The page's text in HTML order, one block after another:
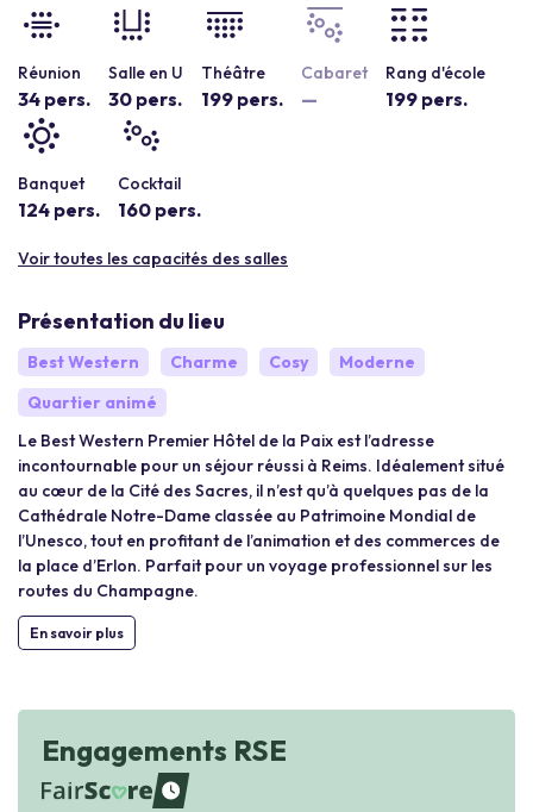
Réunion
34 pers.
Salle en U
30 pers.
Théâtre
199 pers.
Cabaret
—
Rang d'école
199 pers.
Banquet
124 pers.
Cocktail
160 pers.
Voir toutes les capacités des salles
Présentation du lieu
Best Western Charme Cosy
Moderne
Quartier animé
Le Best Western Premier Hôtel de la Paix est l’adresse
incontournable pour un séjour réussi à Reims. Idéalement situé
au cœur de la Cité des Sacres, il n’est qu’à quelques pas de la
Cathédrale Notre-Dame classée au Patrimoine Mondial de
l’Unesco, tout en profitant de l’animation et des commerces de
la place d’Erlon. Parfait pour un voyage professionnel sur les
routes du Champagne.
En savoir plus
Engagements RSE
waiting